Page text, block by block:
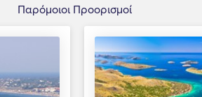
Παρόμοιοι Προορισμοί